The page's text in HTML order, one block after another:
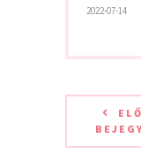
2022-07-14